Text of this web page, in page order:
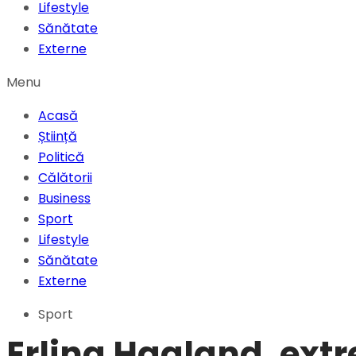
Lifestyle
Sănătate
Externe
Menu
Acasă
Știință
Politică
Călătorii
Business
Sport
Lifestyle
Sănătate
Externe
Sport